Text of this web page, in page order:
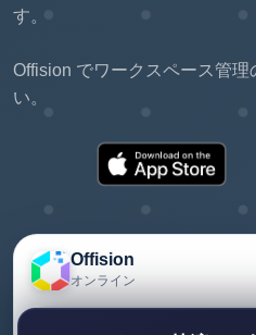
す。
Offision でワークスペース管理
い。
Offision
オンライン